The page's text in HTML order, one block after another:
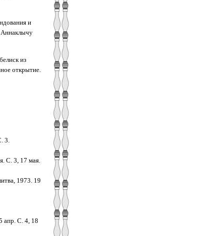
и
Аннаклычу
из
открытие.
3.
С. 3, 17 мая.
1973. 19
апр. С. 4, 18